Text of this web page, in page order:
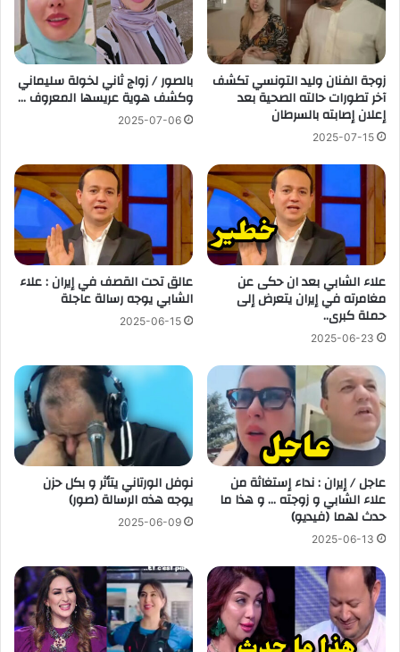
زوجة الفنان وليد التونسي تكشف
آخر تطورات حالته الصحية بعد
إعلان إصابته بالسرطان
2025-07-15
بالصور / زواج ثاني لخولة سليماني
وكشف هوية عريسها المعروف …
2025-07-06
علاء الشابي بعد ان حكى عن
مغامرته في إيران يتعرض إلى
حملة كبرى..
2025-06-23
عالق تحت القصف في إيران : علاء
الشابي يوجه رسالة عاجلة
2025-06-15
عاجل / إيران : نداء إستغاثة من
علاء الشابي و زوجته … و هذا ما
حدث لهما (فيديو)
2025-06-13
نوفل الورتاني يتأثر و بكل حزن
يوجه هذه الرسالة (صور)
2025-06-09